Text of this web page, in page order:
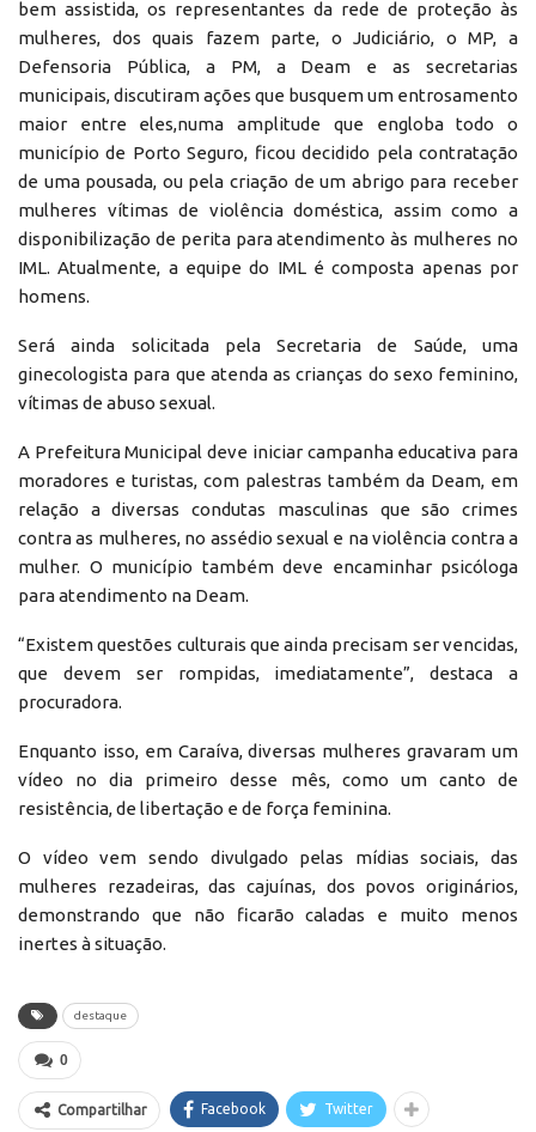
bem assistida, os representantes da rede de proteção às
mulheres, dos quais fazem parte, o Judiciário, o MP, a
Defensoria Pública, a PM, a Deam e as secretarias
municipais, discutiram ações que busquem um entrosamento
maior entre eles,numa amplitude que engloba todo o
município de Porto Seguro, ficou decidido pela contratação
de uma pousada, ou pela criação de um abrigo para receber
mulheres vítimas de violência doméstica, assim como a
disponibilização de perita para atendimento às mulheres no
IML. Atualmente, a equipe do IML é composta apenas por
homens.
Será ainda solicitada pela Secretaria de Saúde, uma
ginecologista para que atenda as crianças do sexo feminino,
vítimas de abuso sexual.
A Prefeitura Municipal deve iniciar campanha educativa para
moradores e turistas, com palestras também da Deam, em
relação a diversas condutas masculinas que são crimes
contra as mulheres, no assédio sexual e na violência contra a
mulher. O município também deve encaminhar psicóloga
para atendimento na Deam.
“Existem questões culturais que ainda precisam ser vencidas,
que devem ser rompidas, imediatamente”, destaca a
procuradora.
Enquanto isso, em Caraíva, diversas mulheres gravaram um
vídeo no dia primeiro desse mês, como um canto de
resistência, de libertação e de força feminina.
O vídeo vem sendo divulgado pelas mídias sociais, das
mulheres rezadeiras, das cajuínas, dos povos originários,
demonstrando que não ficarão caladas e muito menos
inertes à situação.
destaque
0
Compartilhar Facebook Twitter